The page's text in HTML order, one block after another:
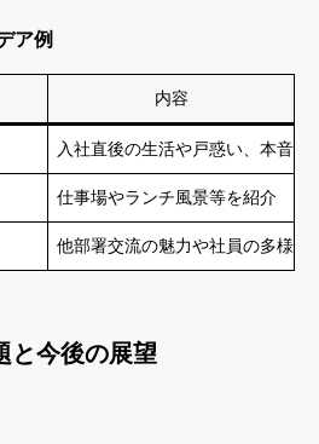
ア例
内容
入社直後の生活や戸惑い、本音紛
仕事場やランチ風景等を紹介
他部署交流の魅力や社員の多様性
と今後の展望